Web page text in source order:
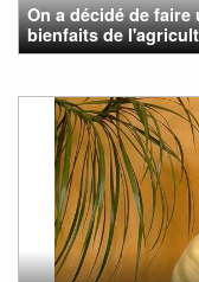
On a décidé de
bienfaits de